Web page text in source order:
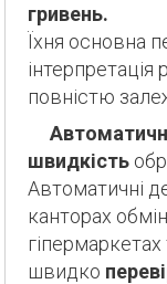
гривень.
Їхня основна
повністю
швидкість
Автоматичні
канторах
швидко